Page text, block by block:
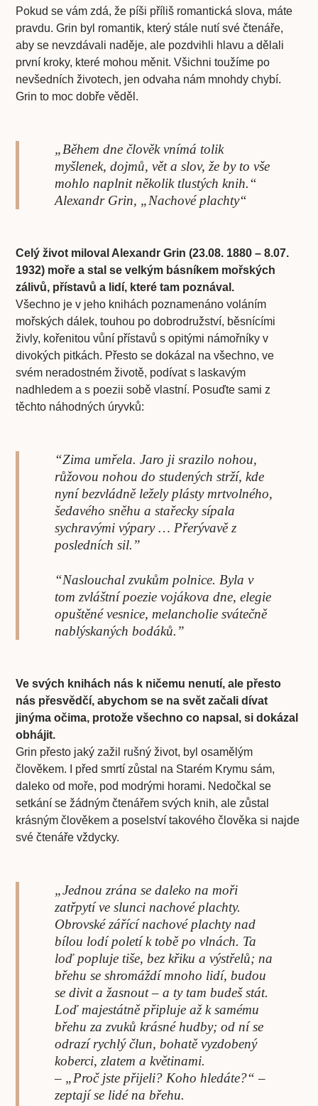
Pokud se vám zdá, že píši příliš romantická slova, máte
pravdu. Grin byl romantik, který stále nutí své čtenáře,
aby se nevzdávali naděje, ale pozdvihli hlavu a dělali
první kroky, které mohou měnit. Všichni toužíme po
nevšedních životech, jen odvaha nám mnohdy chybí.
Grin to moc dobře věděl.
„Během dne člověk vnímá tolik
myšlenek, dojmů, vět a slov, že by to vše
mohlo naplnit několik tlustých knih.“
Alexandr Grin, „Nachové plachty“
Celý život miloval Alexandr Grin (23.08. 1880 – 8.07.
1932) moře a stal se velkým básníkem mořských
zálivů, přístavů a lidí, které tam poznával.
Všechno je v jeho knihách poznamenáno voláním
mořských dálek, touhou po dobrodružství, běsnícími
živly, kořenitou vůní přístavů s opitými námořníky v
divokých pitkách. Přesto se dokázal na všechno, ve
svém neradostném životě, podívat s laskavým
nadhledem a s poezii sobě vlastní. Posuďte sami z
těchto náhodných úryvků:
“Zima umřela. Jaro ji srazilo nohou,
růžovou nohou do studených strží, kde
nyní bezvládně ležely plásty mrtvolného,
šedavého sněhu a stařecky sípala
sychravými výpary … Přerývavě z
posledních sil.”
“Naslouchal zvukům polnice. Byla v
tom zvláštní poezie vojákova dne, elegie
opuštěné vesnice, melancholie svátečně
nablýskaných bodáků.”
Ve svých knihách nás k ničemu nenutí, ale přesto
nás přesvědčí, abychom se na svět začali dívat
jinýma očima, protože všechno co napsal, si dokázal
obhájit.
Grin přesto jaký zažil rušný život, byl osamělým
člověkem. I před smrtí zůstal na Starém Krymu sám,
daleko od moře, pod modrými horami. Nedočkal se
setkání se žádným čtenářem svých knih, ale zůstal
krásným člověkem a poselství takového člověka si najde
své čtenáře vždycky.
„Jednou zrána se daleko na moři
zatřpytí ve slunci nachové plachty.
Obrovské zářícínachové plachtynad
bílou lodí poletí k tobě po vlnách. Ta
loď popluje tiše, bez křiku a výstřelů; na
břehu se shromáždí mnoho lidí, budou
se divit a žasnout – a ty tam budeš stát.
Loď majestátně připluje až k samému
břehu za zvuků krásné hudby; od ní se
odrazí rychlý člun, bohatě vyzdobený
koberci, zlatem a květinami.
– „Proč jste přijeli? Koho hledáte?“ –
zeptají se lidé na břehu.